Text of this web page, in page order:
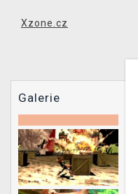
Xzone.cz
Galerie